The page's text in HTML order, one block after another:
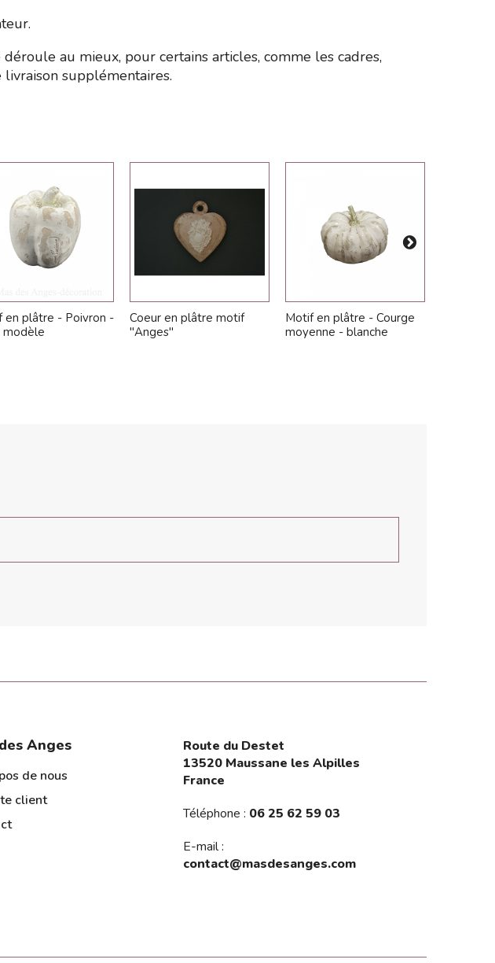
au mieux, pour certains articles, comme les cadres,
supplémentaires.
en plâtre - Poivron -
Coeur en plâtre motif
"Anges"
Motif en plâtre - Courge
moyenne - blanche
Anges
de nous
client
Route du Destet
13520 Maussane les Alpilles
France
Téléphone : 06 25 62 59 03
E-mail :
contact@masdesanges.com